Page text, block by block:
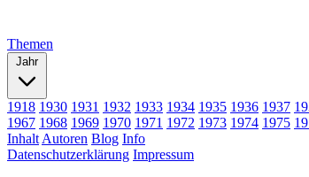
Themen
Jahr
1918 1930 1931 1932 1933 1934 1935 1936 1937
1967 1968 1969 1970 1971 1972 1973 1974 1975
Inhalt Autoren Blog Info
Datenschutzerklärung Impressum